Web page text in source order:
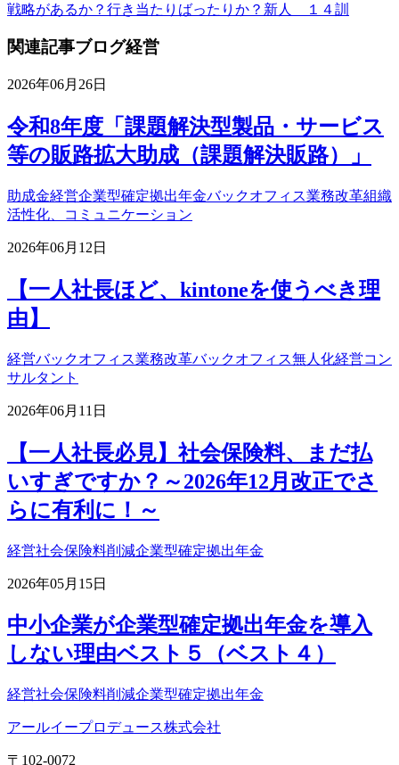
戦略があるか？行き当たりばったりか？ 新人 １４訓
関連記事ブログ経営
2026年06月26日
令和8年度「課題解決型製品・サービス
等の販路拡大助成（課題解決販路）」
助成金経営企業型確定拠出年金バックオフィス業務改革組織
活性化、コミュニケーション
2026年06月12日
【一人社長ほど、kintoneを使うべき理
由】
経営バックオフィス業務改革バックオフィス無人化経営コン
サルタント
2026年06月11日
【一人社長必見】社会保険料、まだ払
いすぎですか？～2026年12月改正でさ
らに有利に！～
経営社会保険料削減企業型確定拠出年金
2026年05月15日
中小企業が企業型確定拠出年金を導入
しない理由ベスト５（ベスト４）
経営社会保険料削減企業型確定拠出年金
アールイープロデュース株式会社
〒102-0072